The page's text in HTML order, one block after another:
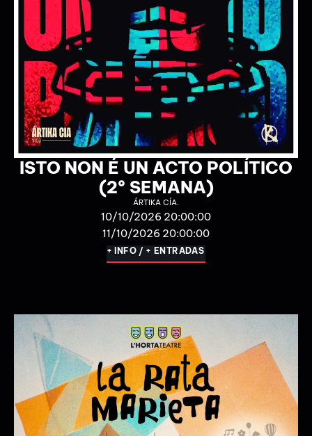
TODO TERMINARÁ PARA
NAVIDAD
EL RAYO MISTERIOSO
24/10/2026 20:00:00
25/10/2026 20:00:00
+ INFO / + ENTRADAS